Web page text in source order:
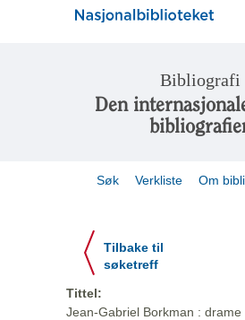
Bibliografi
Den
Søk Verkliste Om
Tilbake til
søketreff
Tittel:
Jean-Gabriel Borkman :